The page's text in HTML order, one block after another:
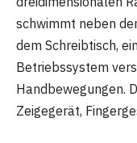
schwimmt neben
dem Schreibtisch,
Betriebssystem
Handbewegungen.
Zeigegerät,